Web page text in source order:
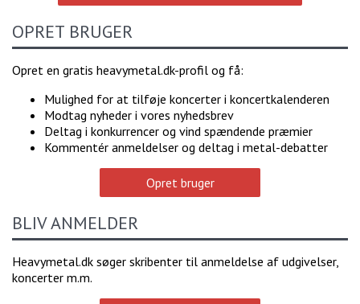
OPRET BRUGER
Opret en gratis heavymetal.dk-profil og få:
Mulighed for at tilføje koncerter i koncertkalenderen
Modtag nyheder i vores nyhedsbrev
Deltag i konkurrencer og vind spændende præmier
Kommentér anmeldelser og deltag i metal-debatter
Opret bruger
BLIV ANMELDER
Heavymetal.dk søger skribenter til anmeldelse af udgivelser,
koncerter m.m.